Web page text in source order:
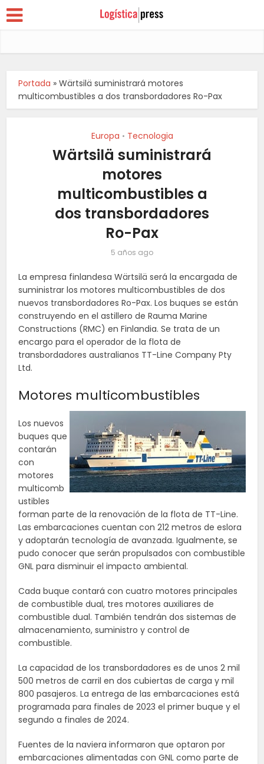
Portada »Wärtsilä suministrará motores
multicombustibles a dos transbordadores Ro-Pax
Europa • Tecnologia
Wärtsilä suministrará
motores
multicombustibles a
dos transbordadores
Ro-Pax
5 años ago
La empresa finlandesa Wärtsilä será la encargada de
suministrar los motores multicombustibles de dos
nuevos transbordadores Ro-Pax. Los buques se están
construyendo en el astillero de Rauma Marine
Constructions (RMC) en Finlandia. Se trata de un
encargo para el operador de la flota de
transbordadores australianos TT-Line Company Pty
Ltd.
Motores multicombustibles
Los nuevos
buques que
contarán
con
motores
multicomb
ustibles
forman parte de la renovación de la flota de TT-Line.
Las embarcaciones cuentan con 212 metros de eslora
y adoptarán tecnología de avanzada. Igualmente, se
pudo conocer que serán propulsados con combustible
GNL para disminuir el impacto ambiental.
Cada buque contará con cuatro motores principales
de combustible dual, tres motores auxiliares de
combustible dual. También tendrán dos sistemas de
almacenamiento, suministro y control de
combustible.
La capacidad de los transbordadores es de unos 2 mil
500 metros de carril en dos cubiertas de carga y mil
800 pasajeros. La entrega de las embarcaciones está
programada para finales de 2023 el primer buque y el
segundo a finales de 2024.
Fuentes de la naviera informaron que optaron por
embarcaciones alimentadas con GNL como parte de